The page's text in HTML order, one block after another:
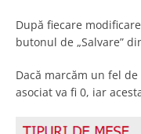
După fiecare
butonul de „Salvare”
Dacă marcăm un fel
asociat va fi 0, iar